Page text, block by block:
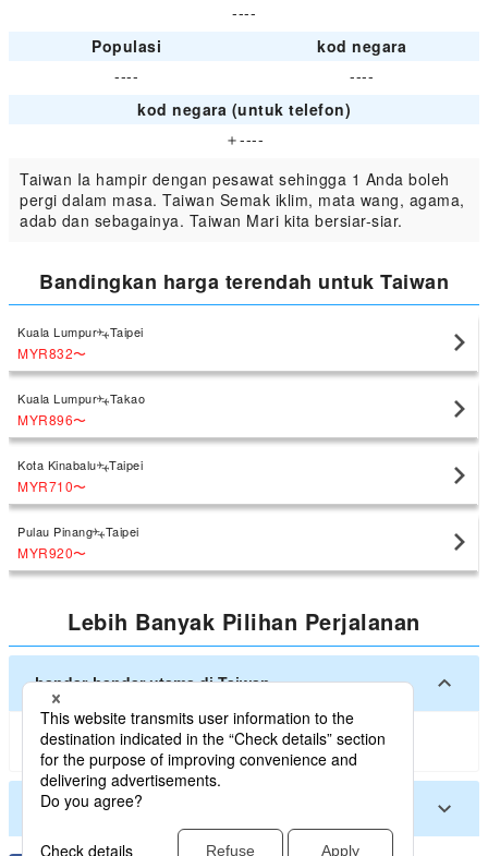
----
Populasi
kod negara
----
----
kod negara (untuk telefon)
＋----
Taiwan Ia hampir dengan pesawat sehingga 1 Anda boleh
pergi dalam masa. Taiwan Semak iklim, mata wang, agama,
adab dan sebagainya. Taiwan Mari kita bersiar-siar.
Bandingkan harga terendah untuk Taiwan
Kuala Lumpur Taipei
MYR832〜
Kuala Lumpur Takao
MYR896〜
Kota Kinabalu Taipei
MYR710〜
Pulau Pinang Taipei
MYR920〜
Lebih Banyak Pilihan Perjalanan
bandar-bandar utama di Taiwan
TaipeiTakaoMagong Taichung
bandar-bandar lain di Taiwan